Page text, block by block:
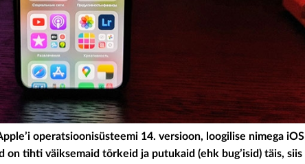
operatsioonisüsteemi 14. versioon, loogilise nimega iOS
on tihti väiksemaid tõrkeid ja putukaid (ehk bug’isid) täis, siis